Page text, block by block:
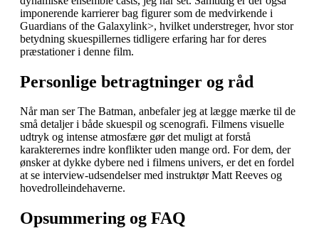
imponerende karrierer bag figurer som de medvirkende i
Guardians of the Galaxylink>, hvilket understreger, hvor stor
betydning skuespillernes tidligere erfaring har for deres
præstationer i denne film.
Personlige betragtninger og råd
Når man ser The Batman, anbefaler jeg at lægge mærke til de
små detaljer i både skuespil og scenografi. Filmens visuelle
udtryk og intense atmosfære gør det muligt at forstå
karakterernes indre konflikter uden mange ord. For dem, der
ønsker at dykke dybere ned i filmens univers, er det en fordel
at se interview-udsendelser med instruktør Matt Reeves og
hovedrolleindehaverne.
Opsummering og FAQ